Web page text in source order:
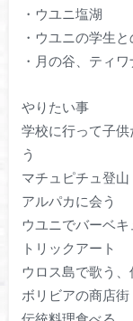
・ウユニ塩湖
・ウユニの学生
・月の谷、ティ
やりたい事
学校に行って子
う
マチュピチュ登山
アルパカに会う
ウユニでバーベキ
トリックアート
ウロス島で歌う
ボリビアの商店街